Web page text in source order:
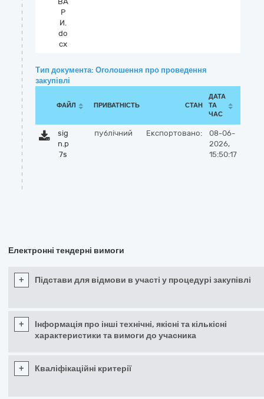
Р
И.
do
cx
Тип документа: Оголошення про проведення
закупівлі
ФАЙЛ ПРИВАТНІСТЬ СТАН
ДАТА
ТА
ЧАС
sig
n.p
7s
публічний Експортовано:
08-06-
2026,
15:50:17
Електронні тендерні вимоги
+ Підстави для відмови в участі у процедурі закупівлі
+
Інформація про інші технічні, якісні та кількісні
характеристики та вимоги до учасника
+ Кваліфікаційні критерії